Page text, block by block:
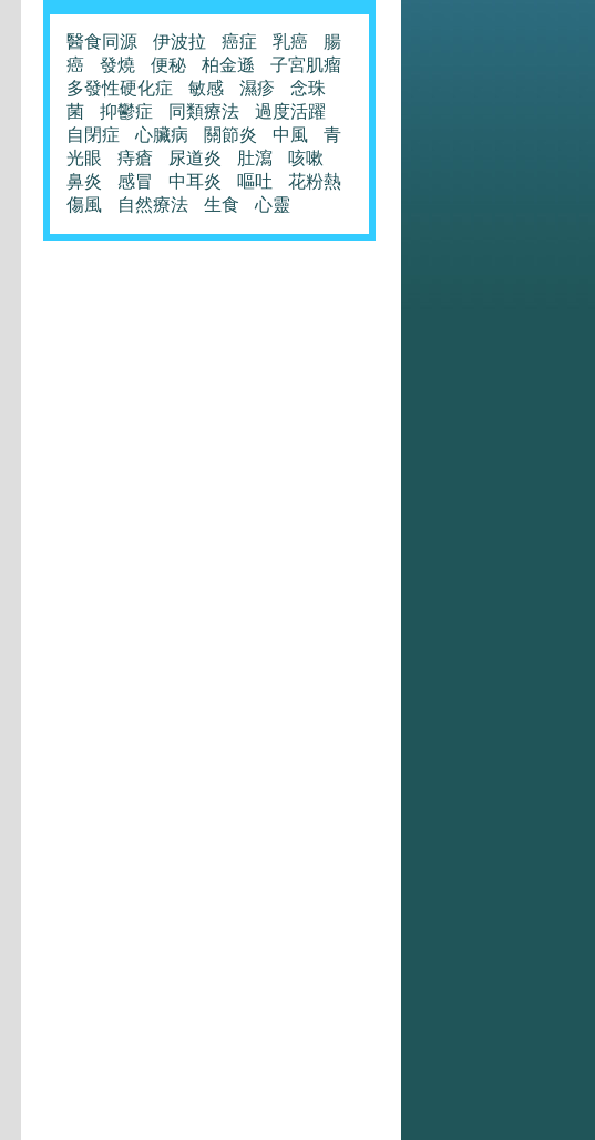
醫食同源 伊波拉 癌症 乳癌
腸
癌
發燒 便秘 柏金遜
子宮肌瘤
多發性硬化症
敏感 濕疹
念珠
菌
抑鬱症 同類療法
過度活躍
自閉症
心臟病 關節炎 中風
青
光眼
痔瘡 尿道炎 肚瀉
咳嗽
鼻炎
感冒 中耳炎 嘔吐
花粉熱
傷風
自然療法 生食 心靈